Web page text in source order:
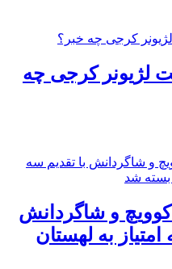
لژیونر کرجی چه
و شاگردانش
به لهستان